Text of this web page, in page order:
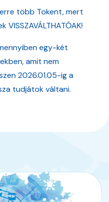
több Tokent, mert
egy-két
amit nem
2026.01.05-ig a
tudjátok váltani.